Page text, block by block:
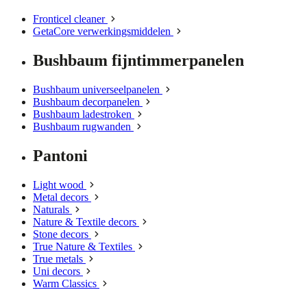
Fronticel cleaner
GetaCore verwerkingsmiddelen
Bushbaum fijntimmerpanelen
Bushbaum universeelpanelen
Bushbaum decorpanelen
Bushbaum ladestroken
Bushbaum rugwanden
Pantoni
Light wood
Metal decors
Naturals
Nature & Textile decors
Stone decors
True Nature & Textiles
True metals
Uni decors
Warm Classics